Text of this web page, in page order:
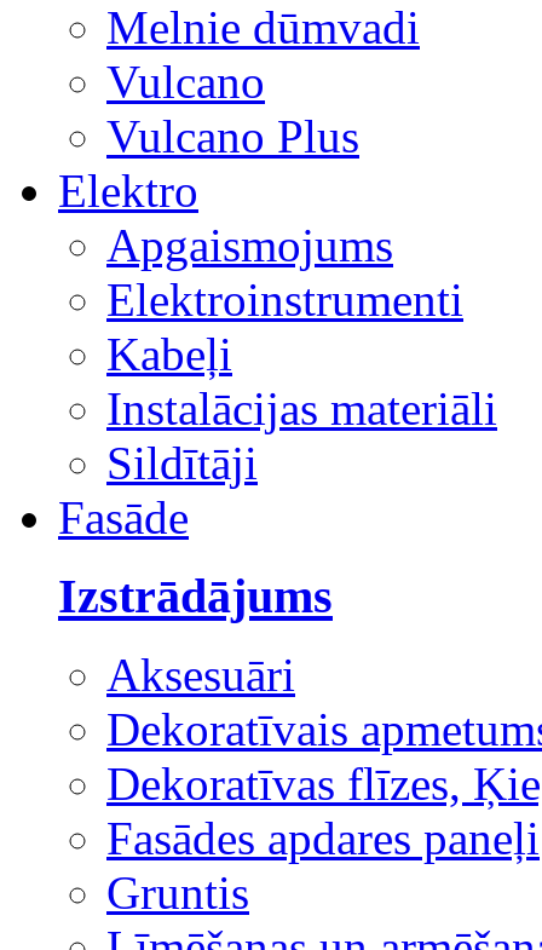
Melnie dūmvadi
Vulcano
Vulcano Plus
Elektro
Apgaismojums
Elektroinstrumenti
Kabeļi
Instalācijas materiāli
Sildītāji
Fasāde
Izstrādājums
Aksesuāri
Dekoratīvais
Dekoratīvas flīzes,
Fasādes apdares paneļi
Gruntis